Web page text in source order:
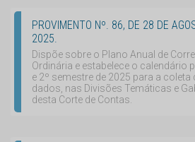
PROVIMENTO Nº. 86, DE 28 DE
2025.
Dispõe sobre o Plano Anual de
Ordinária e estabelece o calendário
e 2º semestre de 2025 para a coleta
dados, nas Divisões Temáticas e
desta Corte de Contas.